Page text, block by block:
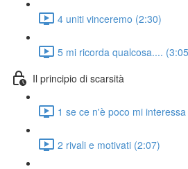
4 uniti vinceremo (2:30)
5 mi ricorda qualcosa....
Il principio di scarsità
1 se ce n'è poco mi
2 rivali e motivati (2:07)